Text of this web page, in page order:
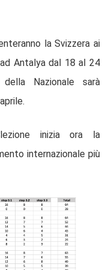
la Svizzera ai
Antalya dal 18 al 24
Nazionale sarà
inizia ora la
internazionale più